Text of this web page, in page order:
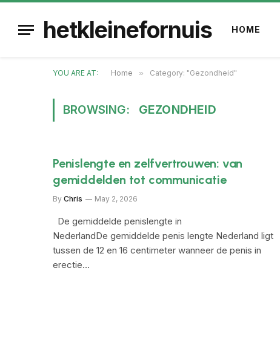
hetkleinefornuis HOME
YOU ARE AT: Home » Category: "Gezondheid"
BROWSING: GEZONDHEID
Penislengte en zelfvertrouwen: van
gemiddelden tot communicatie
By Chris May 2, 2026
De gemiddelde penislengte in
NederlandDe gemiddelde penis lengte Nederland ligt
tussen de 12 en 16 centimeter wanneer de penis in
erectie…